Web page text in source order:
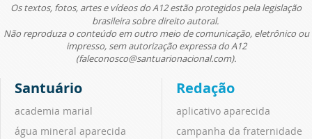
Os textos, fotos, artes e vídeos do A12 estão protegidos pela legislação
brasileira sobre direito autoral.
Não reproduza o conteúdo em outro meio de comunicação, eletrônico ou
impresso, sem autorização expressa do A12
(faleconosco@santuarionacional.com).
Santuário
academia marial
água mineral aparecida
Redação
aplicativo aparecida
campanha da fraternidade